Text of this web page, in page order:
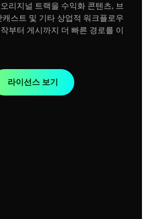
리지널 트랙을 수익화 콘텐츠, 브
캐스트 및 기타 상업적 워크플로우
부터 게시까지 더 빠른 경로를 이
라이선스 보기